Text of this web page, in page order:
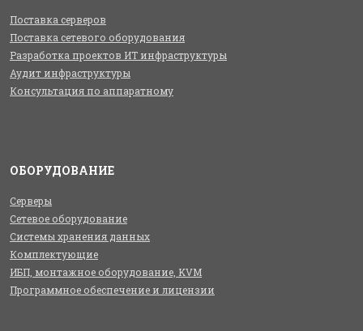
Поставка серверов
Поставка сетевого оборудования
Разработка проектов ИТ инфраструктуры
Аудит инфраструктуры
Консультация по аппаратному
ОБОРУДОВАНИЕ
Серверы
Сетевое оборудование
Системы хранения данных
Комплектующие
ИБП, монтажное оборудование, KVM
Программное обеспечение и лицензии